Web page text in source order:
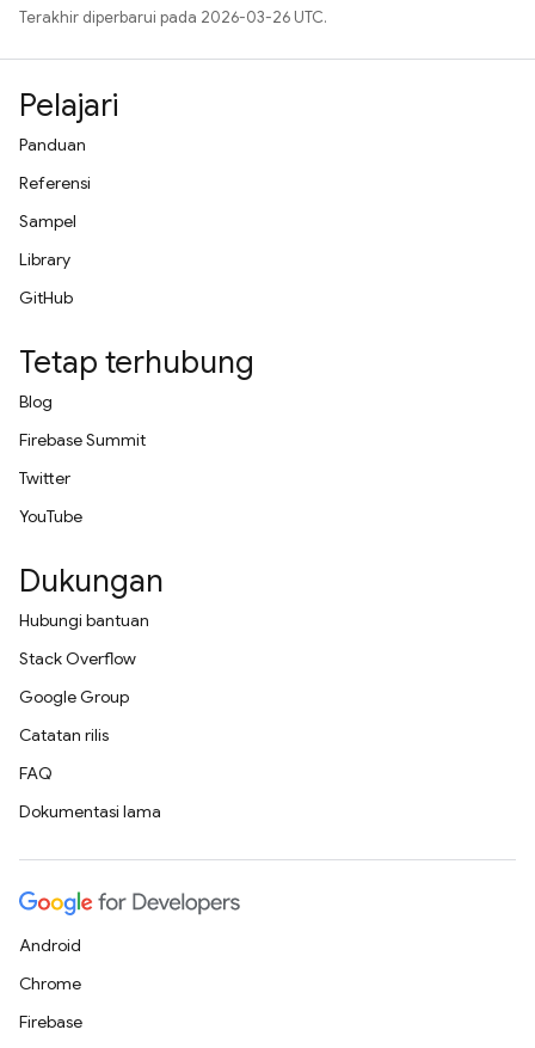
Terakhir diperbarui pada 2026-03-26 UTC.
Pelajari
Panduan
Referensi
Sampel
Library
GitHub
Tetap terhubung
Blog
Firebase Summit
Twitter
YouTube
Dukungan
Hubungi bantuan
Stack Overflow
Google Group
Catatan rilis
FAQ
Dokumentasi lama
Android
Chrome
Firebase